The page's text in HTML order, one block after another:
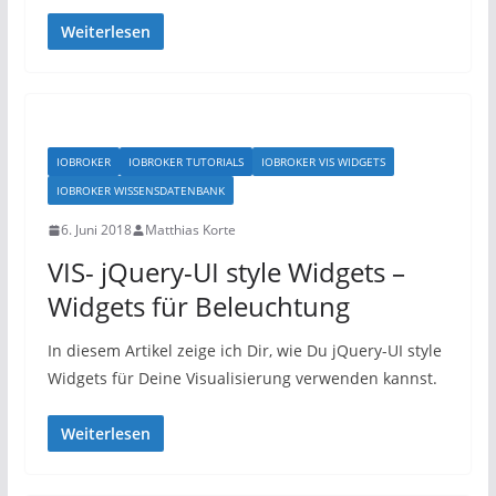
Weiterlesen
IOBROKER IOBROKER TUTORIALS
IOBROKER VIS WIDGETS
IOBROKER WISSENSDATENBANK
6. Juni 2018 Matthias Korte
VIS- jQuery-UI style Widgets –
Widgets für Beleuchtung
In diesem Artikel zeige ich Dir, wie Du jQuery-UI style
Widgets für Deine Visualisierung verwenden kannst.
Weiterlesen